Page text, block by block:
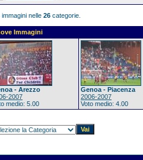
immagini nelle 26 categorie.
Immagini
- Arezzo
2007
medio: 5.00
Genoa - Piacenza
2006-2007
Voto medio: 4.00